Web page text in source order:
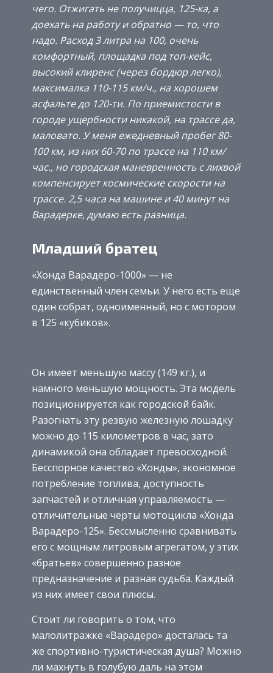
чего. Отжигать не получицца, 125-ка, а
доехать на работу и обратно — то, что
надо. Расход 3 литра на 100, очень
комфортный, площадка под топ-кейс,
высокий клиренс (через бордюр легко),
максималка 110-115 км/ч., на хорошем
асфальте до 120-ти. По приемистости в
городе ущербности никакой, на трассе да,
маловато. У меня ежедневный пробег 80-
100 км, из них 60-70 по трассе на 110 км/
час., но городская маневренность с лихвой
компенсирует космические скорости на
трассе. 2,5 часа на машине и 40 минут на
Варадерке, думаю есть разница.
Младший братец
«Хонда Варадеро-1000» — не
единственный член семьи. У него есть еще
один собрат, одноименный, но с мотором
в 125 «кубиков».
Он имеет меньшую массу (149 кг.), и
намного меньшую мощность. Эта модель
позиционируется как городской байк.
Разогнать эту резвую железную лошадку
можно до 115 километров в час, зато
динамикой она обладает превосходной.
Бесспорное качество «Хонды», экономное
потребление топлива, доступность
запчастей и отличная управляемость —
отличительные черты мотоцикла «Хонда
Варадеро-125». Бессмысленно сравнивать
его с мощным литровым агрегатом, у этих
«братьев» совершенно разное
предназначение и разная судьба. Каждый
из них имеет свои плюсы.
Стоит ли говорить о том, что
малолитражке «Варадеро» досталась та
же спортивно-туристическая душа? Можно
ли махнуть в голубую даль на этом